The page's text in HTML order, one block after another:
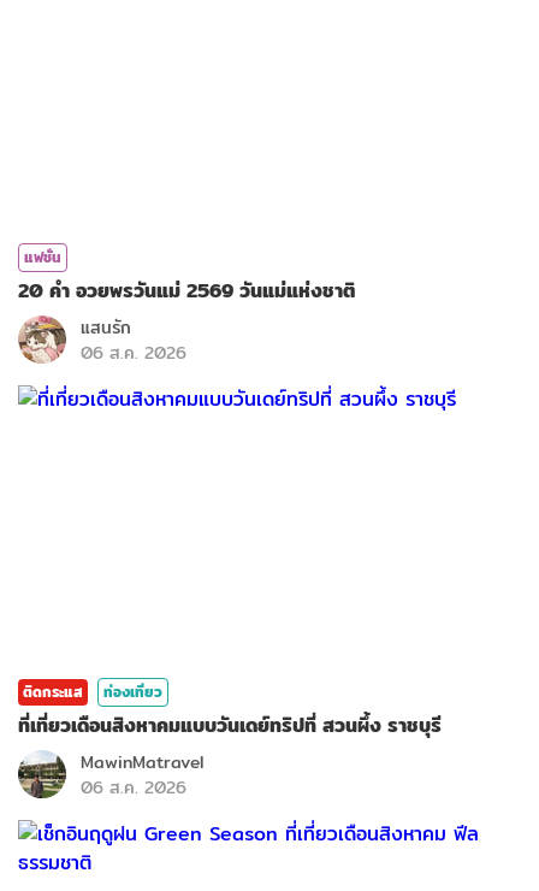
แฟชั่น
20 คำ อวยพรวันแม่ 2569 วันแม่แห่งชาติ
แสนรัก
06 ส.ค. 2026
ติดกระแส ท่องเที่ยว
ที่เที่ยวเดือนสิงหาคมแบบวันเดย์ทริปที่ สวนผึ้ง ราชบุรี
MawinMatravel
06 ส.ค. 2026